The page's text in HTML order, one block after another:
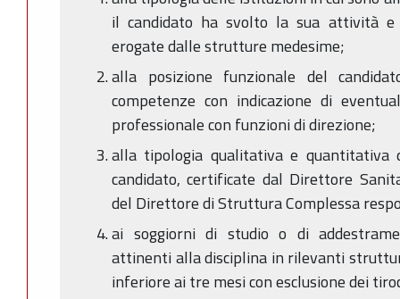
il candidato ha svolto la sua attività
erogate dalle strutture medesime;
alla posizione funzionale del
competenze con indicazione di
professionale con funzioni di direzione;
alla tipologia qualitativa e
candidato, certificate dal Direttore
del Direttore di Struttura Complessa
ai soggiorni di studio o di
attinenti alla disciplina in rilevanti
inferiore ai tre mesi con esclusione dei